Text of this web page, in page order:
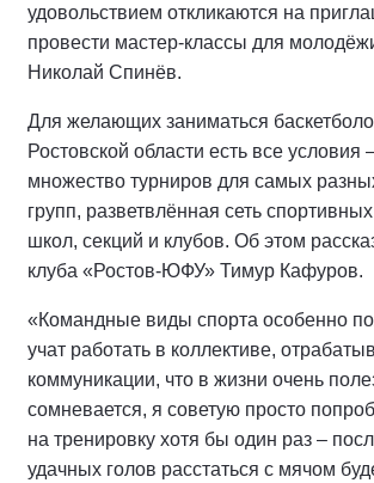
удовольствием откликаются на
провести мастер-классы для
Николай Спинёв.
Для желающих заниматься
Ростовской области есть все условия
множество турниров для самых
групп, разветвлённая сеть
школ, секций и клубов. Об этом
клуба «Ростов-ЮФУ» Тимур Кафуров.
«Командные виды спорта особенно
учат работать в коллективе,
коммуникации, что в жизни очень
сомневается, я советую просто
на тренировку хотя бы один раз –
удачных голов расстаться с мячом